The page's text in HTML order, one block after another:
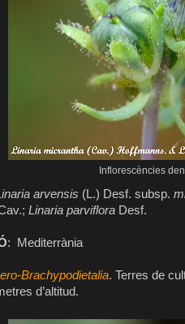
Inflorescències
arvensis (L.) Desf. subsp.
Linaria parviflora Desf.
: Mediterrània
Brachypodietalia. Terres de
d’altitud.